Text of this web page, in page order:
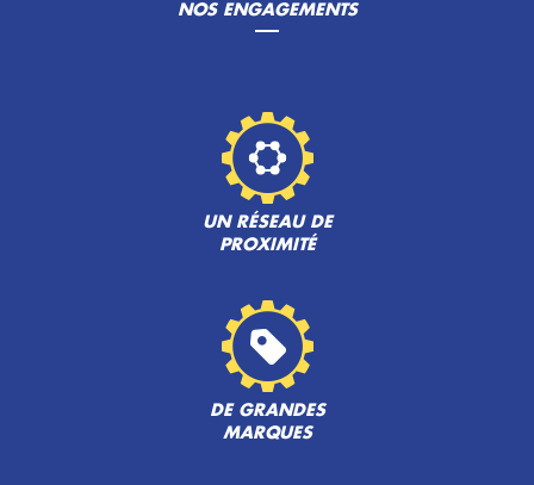
NOS ENGAGEMENTS
UN RÉSEAU DE
PROXIMITÉ
DE GRANDES
MARQUES